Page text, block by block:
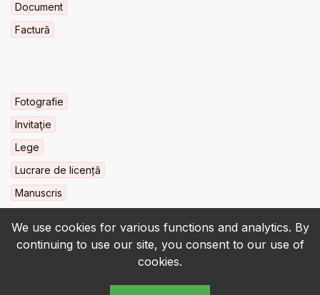
We use cookies for various functions and analytics. By
continuing to use our site, you consent to our use of
cookies.
Document
Factură
Fotografie
Invitaţie
Lege
Lucrare de licență
Manuscris